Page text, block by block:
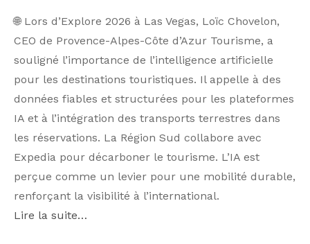
🌐 Lors d’Explore 2026 à Las Vegas, Loïc Chovelon,
CEO de Provence-Alpes-Côte d’Azur Tourisme, a
souligné l’importance de l’intelligence artificielle
pour les destinations touristiques. Il appelle à des
données fiables et structurées pour les plateformes
IA et à l’intégration des transports terrestres dans
les réservations. La Région Sud collabore avec
Expedia pour décarboner le tourisme. L’IA est
perçue comme un levier pour une mobilité durable,
renforçant la visibilité à l’international.
Lire la suite…